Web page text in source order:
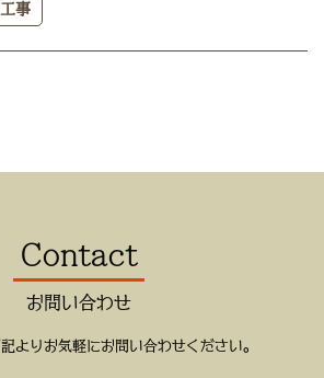
事
Contact
お問い合わせ
よりお気軽にお問い合わせください。